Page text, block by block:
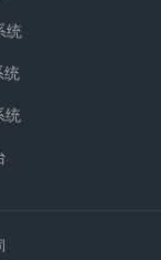
统
统
统